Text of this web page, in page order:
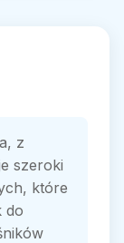
z
szeroki
które
do